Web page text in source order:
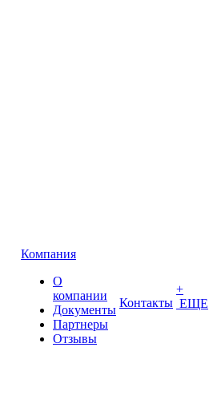
Компания
О
компании
Документы
Партнеры
Отзывы
Контакты
+
ЕЩЕ